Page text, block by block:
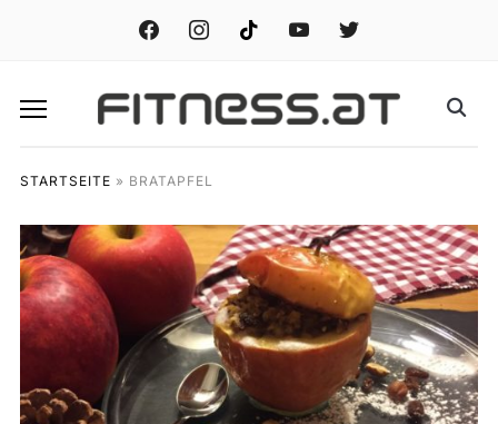
facebook instagramtiktok youtube twitter
STARTSEITE » BRATAPFEL